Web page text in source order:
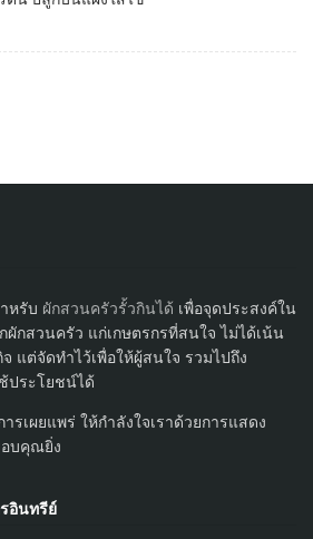
หรับ ผักสวนครัวรั้วกินได้ เพื่อจุดประสงค์ใน
กสวนครัว แก่เกษตรกรที่สนใจ ไม่ได้เน้น
จ แต่จัดทำไว้เพื่อให้ผู้สนใจ รวมไปถึง
ประโยชน์ได้
รเผยแพร่ ให้กำลังใจเราด้วยการแสดง
บคุณยิ่ง
อินทรีย์